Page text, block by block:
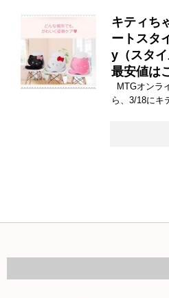
キティち
ートスタ
y（スタイ
最安値は
MTGオンラ
ら、3/18にキ